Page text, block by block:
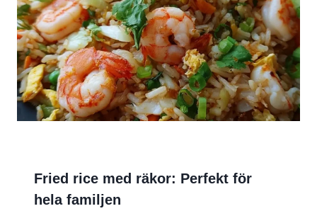
Fried rice med räkor: Perfekt för
hela familjen